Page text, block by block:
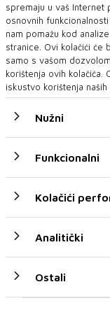
svetost i druge
općeljudske,
najraznovrsnijih
vjerskim, rasnim,
se zasniva i gradi
naroda, kao i
pojedinaca i
čovječanstvo
vrijednosne
svih ljudskih bića
mogućnosti. Tako
ljudske spoznaje,
vrijednosti, a
uvjetovao je
spremaju u vaš Internet
osnovnih
nam pomažu kod
stranice. Ovi kolačići će
samo s vašom
korištenja ovih kolačića.
iskustvo korištenja naših
Nužni
Funkcionalni
Kolačići
Analitički
Ostali